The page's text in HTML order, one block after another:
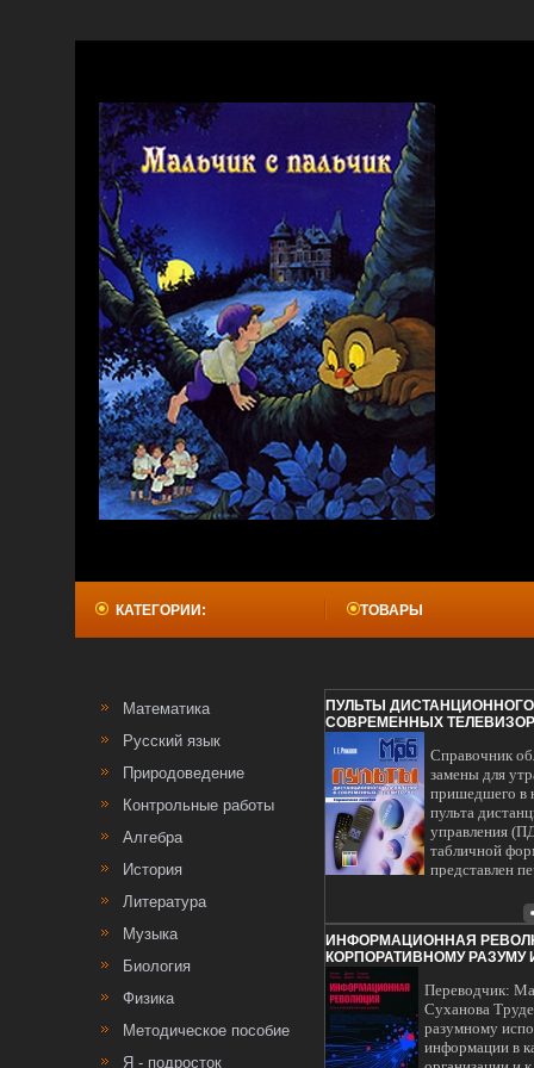
КАТЕГОРИИ:
Математика
Русский язык
Природоведение
Контрольные работы
Алгебра
История
Литература
Музыка
Биология
Физика
Методическое пособие
Я - подросток
ТОВАРЫ
ПУЛЬТЫ
СОВРЕМЕННЫХ
МАССОВАЯ
Справочник
замены для
пришедшего в
пульта
управления
табличной
представлен
телевизоров и
ПДУ В каждом
приведены
управления,
памяти и
применяемых
пультах
соответствия
ИНФОРМАЦИОННАЯ
КОРПОРАТИВНОМУ РАЗУМУ
АЛЬПИНА БИЗНЕС БУКС,
2008 Г ТВЕРДЫЙ ПЕРЕПЛЕТ,
9614-0731-0, 978-0-471-
ФОРМАТ: 60X90/16
Переводчик:
Суханова
разумному
информации в